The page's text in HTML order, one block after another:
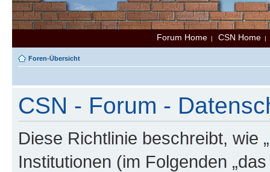
Forum Home | CSN Home
Foren-Übersicht
CSN - Forum -
Diese Richtlinie beschreibt, wie
Institutionen (im Folgenden